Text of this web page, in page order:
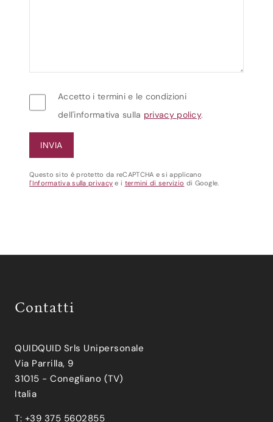
Accetto i termini e le condizioni
dell'informativa sulla privacy policy.
Questo sito è protetto da reCAPTCHA e si applicano
l'Informativa sulla privacy e i termini di servizio di Google.
Contatti
QUIDQUID Srls Unipersonale
Via Parrilla, 9
31015 - Conegliano (TV)
Italia
T: +39 375 5602855